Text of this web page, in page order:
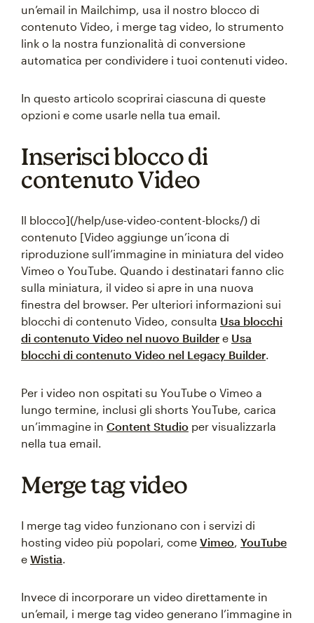
un’email in Mailchimp, usa il nostro blocco di
contenuto Video, i merge tag video, lo strumento
link o la nostra funzionalità di conversione
automatica per condividere i tuoi contenuti video.
In questo articolo scoprirai ciascuna di queste
opzioni e come usarle nella tua email.
Inserisci blocco di
contenuto Video
Il blocco](/help/use-video-content-blocks/) di
contenuto [Video aggiunge un’icona di
riproduzione sull’immagine in miniatura del video
Vimeo o YouTube. Quando i destinatari fanno clic
sulla miniatura, il video si apre in una nuova
finestra del browser. Per ulteriori informazioni sui
blocchi di contenuto Video, consulta Usa blocchi
di contenuto Video nel nuovo Builder e Usa
blocchi di contenuto Video nel Legacy Builder.
Per i video non ospitati su YouTube o Vimeo a
lungo termine, inclusi gli shorts YouTube, carica
un’immagine in Content Studio per visualizzarla
nella tua email.
Merge tag video
I merge tag video funzionano con i servizi di
hosting video più popolari, come Vimeo, YouTube
e Wistia.
Invece di incorporare un video direttamente in
un’email, i merge tag video generano l’immagine in